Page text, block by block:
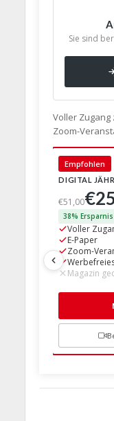
Sie sind
Voller Zugang
Zoom-
Empfohlen
DIGITAL
€51,00
38%
Voller
E-Paper
Zoom-
Magazin